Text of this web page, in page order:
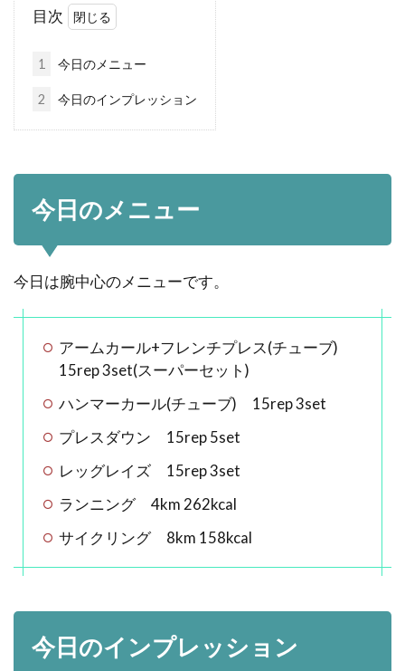
目次
1 今日のメニュー
2 今日のインプレッション
今日のメニュー
今日は腕中心のメニューです。
アームカール+フレンチプレス(チューブ)
15rep 3set(スーパーセット)
ハンマーカール(チューブ) 15rep 3set
プレスダウン 15rep 5set
レッグレイズ 15rep 3set
ランニング 4km 262kcal
サイクリング 8km 158kcal
今日のインプレッション